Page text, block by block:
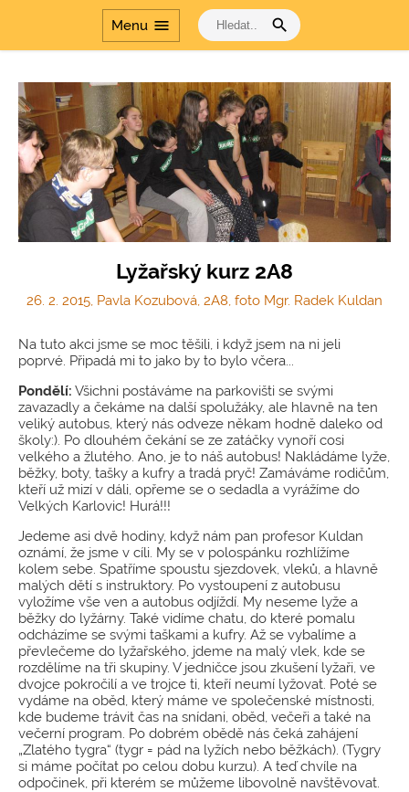
Menu menu search
Lyžařský kurz 2A8
26. 2. 2015, Pavla Kozubová, 2A8, foto Mgr. Radek Kuldan
Na tuto akci jsme se moc těšili, i když jsem na ni jeli
poprvé. Připadá mi to jako by to bylo včera...
Pondělí: Všichni postáváme na parkovišti se svými
zavazadly a čekáme na další spolužáky, ale hlavně na ten
veliký autobus, který nás odveze někam hodně daleko od
školy:). Po dlouhém čekání se ze zatáčky vynoří cosi
velkého a žlutého. Ano, je to náš autobus! Nakládáme lyže,
běžky, boty, tašky a kufry a tradá pryč! Zamáváme rodičům,
kteří už mizí v dáli, opřeme se o sedadla a vyrážíme do
Velkých Karlovic! Hurá!!!
Jedeme asi dvě hodiny, když nám pan profesor Kuldan
oznámí, že jsme v cíli. My se v polospánku rozhlížíme
kolem sebe. Spatříme spoustu sjezdovek, vleků, a hlavně
malých dětí s instruktory. Po vystoupení z autobusu
vyložíme vše ven a autobus odjíždí. My neseme lyže a
běžky do lyžárny. Také vidíme chatu, do které pomalu
odcházíme se svými taškami a kufry. Až se vybalíme a
převlečeme do lyžařského, jdeme na malý vlek, kde se
rozdělíme na tři skupiny. V jedničce jsou zkušení lyžaři, ve
dvojce pokročilí a ve trojce ti, kteří neumí lyžovat. Poté se
vydáme na oběd, který máme ve společenské místnosti,
kde budeme trávit čas na snídani, oběd, večeři a také na
večerní program. Po dobrém obědě nás čeká zahájení
„Zlatého tygra“ (tygr = pád na lyžích nebo běžkách). (Tygry
si máme počítat po celou dobu kurzu). A teď chvíle na
odpočinek, při kterém se můžeme libovolně navštěvovat.